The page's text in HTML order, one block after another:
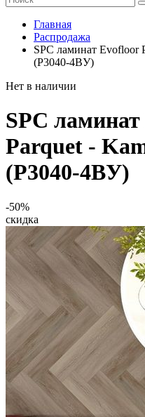
Главная
Распродажа
SPC ламинат Evofloor
(P3040-4BУ)
Нет в наличии
SPC
Parquet -
(P3040-4BУ)
-50%
скидка